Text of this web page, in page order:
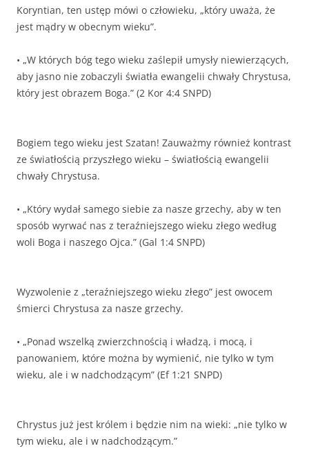
Koryntian, ten ustęp mówi o człowieku, „który uważa, że
jest mądry w obecnym wieku”.
• „W których bóg tego wieku zaślepił umysły niewierzących,
aby jasno nie zobaczyli światła ewangelii chwały Chrystusa,
który jest obrazem Boga.” (2 Kor 4:4 SNPD)
Bogiem tego wieku jest Szatan! Zauważmy również kontrast
ze światłością przyszłego wieku – światłością ewangelii
chwały Chrystusa.
• „Który wydał samego siebie za nasze grzechy, aby w ten
sposób wyrwać nas z teraźniejszego wieku złego według
woli Boga i naszego Ojca.” (Gal 1:4 SNPD)
Wyzwolenie z „teraźniejszego wieku złego” jest owocem
śmierci Chrystusa za nasze grzechy.
• „Ponad wszelką zwierzchnością i władzą, i mocą, i
panowaniem, które można by wymienić, nie tylko w tym
wieku, ale i w nadchodzącym” (Ef 1:21 SNPD)
Chrystus już jest królem i będzie nim na wieki: „nie tylko w
tym wieku, ale i w nadchodzącym.”